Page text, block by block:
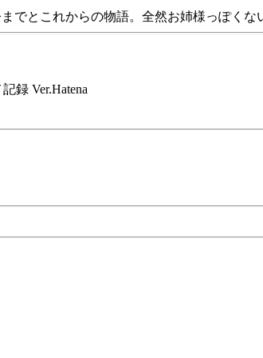
でとこれからの物語。全然お姉様っぽくな
録 Ver.Hatena